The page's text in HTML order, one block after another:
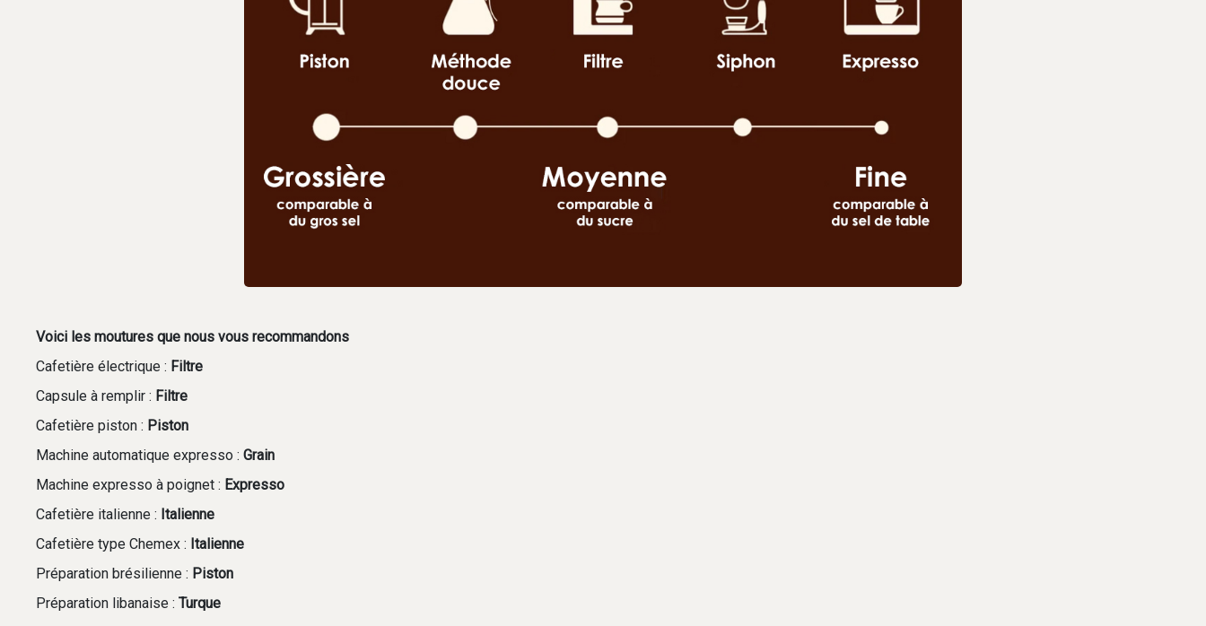
Voici les moutures que nous vous recommandons
Cafetière électrique : Filtre
Capsule à remplir : Filtre
Cafetière piston : Piston
Machine automatique expresso : Grain
Machine expresso à poignet : Expresso
Cafetière italienne : Italienne
Cafetière type Chemex : Italienne
Préparation brésilienne : Piston
Préparation libanaise : Turque